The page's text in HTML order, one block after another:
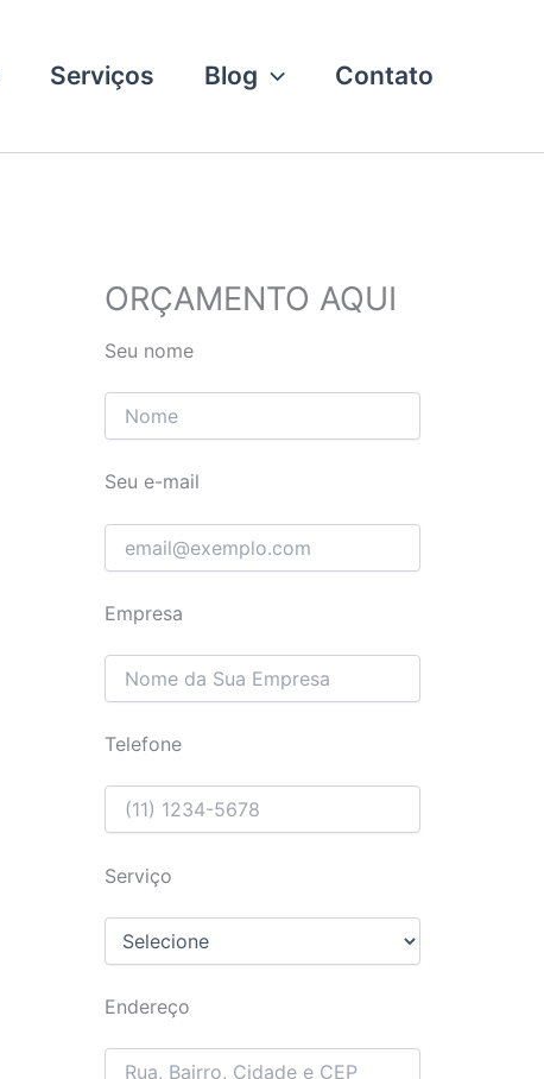
Serviços Blog Contato
ORÇAMENTO AQUI
Seu nome
Seu e-mail
Empresa
Telefone
Serviço
Endereço